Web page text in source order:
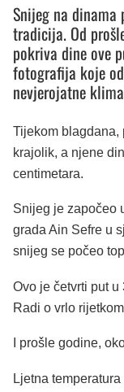
Snijeg na dinama
tradicija. Od
pokriva dine ove
fotografija koje
nevjerojatne
Tijekom blagdana,
krajolik, a njene
centimetara.
Snijeg je započeo
grada Ain Sefre u
snijeg se počeo
Ovo je četvrti put
Radi o vrlo
I prošle godine,
Ljetna